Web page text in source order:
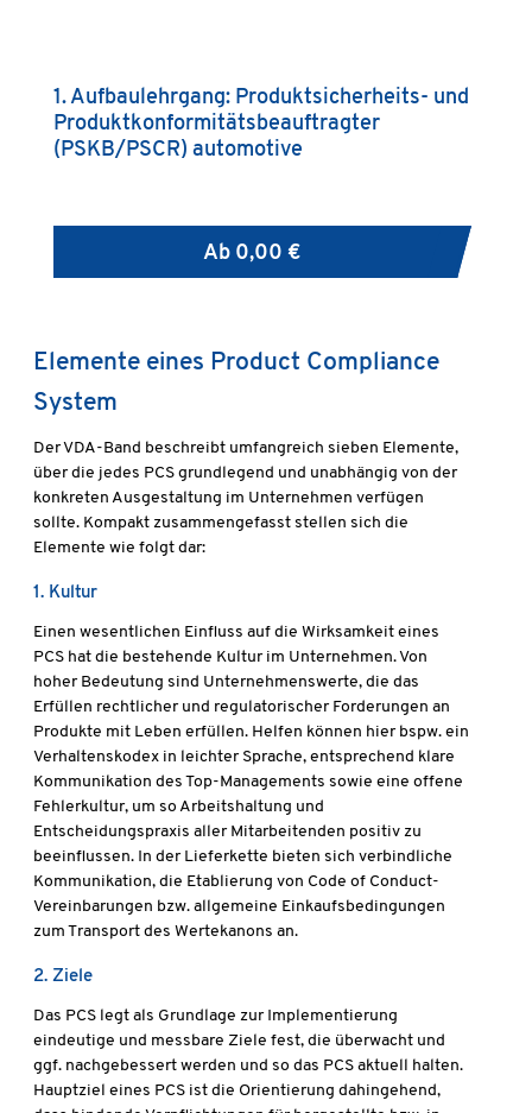
1. Aufbaulehrgang: Produktsicherheits- und
Produktkonformitätsbeauftragter
(PSKB/PSCR) automotive
Ab 0,00 €
Elemente eines Product Compliance
System
Der VDA-Band beschreibt umfangreich sieben Elemente,
über die jedes PCS grundlegend und unabhängig von der
konkreten Ausgestaltung im Unternehmen verfügen
sollte. Kompakt zusammengefasst stellen sich die
Elemente wie folgt dar:
1. Kultur
Einen wesentlichen Einfluss auf die Wirksamkeit eines
PCS hat die bestehende Kultur im Unternehmen. Von
hoher Bedeutung sind Unternehmenswerte, die das
Erfüllen rechtlicher und regulatorischer Forderungen an
Produkte mit Leben erfüllen. Helfen können hier bspw. ein
Verhaltenskodex in leichter Sprache, entsprechend klare
Kommunikation des Top-Managements sowie eine offene
Fehlerkultur, um so Arbeitshaltung und
Entscheidungspraxis aller Mitarbeitenden positiv zu
beeinflussen. In der Lieferkette bieten sich verbindliche
Kommunikation, die Etablierung von Code of Conduct-
Vereinbarungen bzw. allgemeine Einkaufsbedingungen
zum Transport des Wertekanons an.
2. Ziele
Das PCS legt als Grundlage zur Implementierung
eindeutige und messbare Ziele fest, die überwacht und
ggf. nachgebessert werden und so das PCS aktuell halten.
Hauptziel eines PCS ist die Orientierung dahingehend,